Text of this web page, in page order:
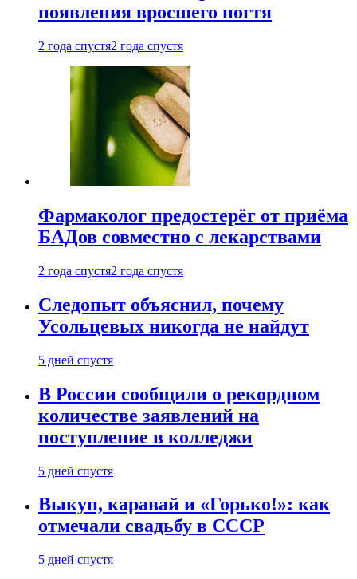
появления вросшего ногтя
2 года спустя2 года спустя
Фармаколог предостерёг от приёма
БАДов совместно с лекарствами
2 года спустя2 года спустя
Следопыт объяснил, почему
Усольцевых никогда не найдут
5 дней спустя
В России сообщили о рекордном
количестве заявлений на
поступление в колледжи
5 дней спустя
Выкуп, каравай и «Горько!»: как
отмечали свадьбу в СССР
5 дней спустя